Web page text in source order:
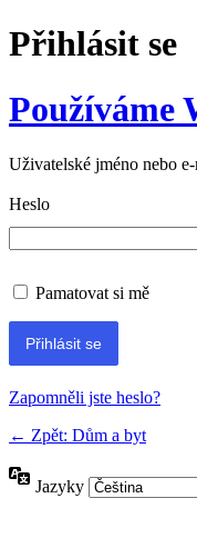
Přihlásit se
Používáme
Uživatelské jméno nebo
Heslo
Pamatovat si mě
Alternative:
Zapomněli jste heslo?
← Zpět: Dům a byt
Jazyky